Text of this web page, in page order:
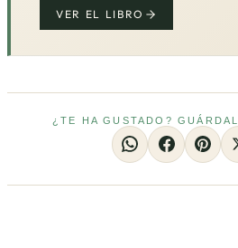
VER EL LIBRO
¿TE HA GUSTADO?